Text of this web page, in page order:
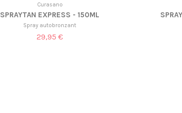
Curasano
SPRAYTAN EXPRESS - 150ML
Spray autobronzant
29,95 €